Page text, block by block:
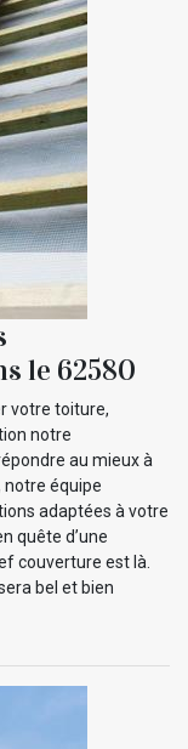
le 62580
votre toiture,
notre
au mieux à
notre équipe
adaptées à votre
quête d’une
couverture est là.
bel et bien